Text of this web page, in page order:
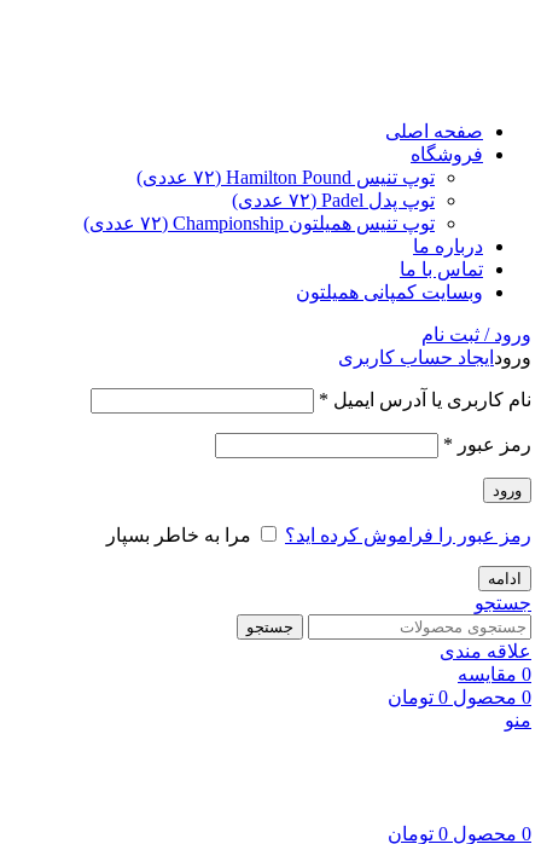
صفحه اصلی
فروشگاه
توپ تنیس Hamilton Pound (۷۲ عددی)
توپ پدل Padel (۷۲ عددی)
توپ تنیس همیلتون Championship (۷۲ عددی)
درباره ما
تماس با ما
وبسایت کمپانی همیلتون
ورود / ثبت نام
ورود ایجاد حساب کاربری
نام کاربری یا آدرس ایمیل *
رمز عبور *
ورود
رمز عبور را فراموش کرده اید؟ مرا به خاطر بسپار
ادامه
جستجو
جستجو
علاقه مندی
0 مقایسه
0 محصول 0 تومان
منو
0 محصول 0 تومان